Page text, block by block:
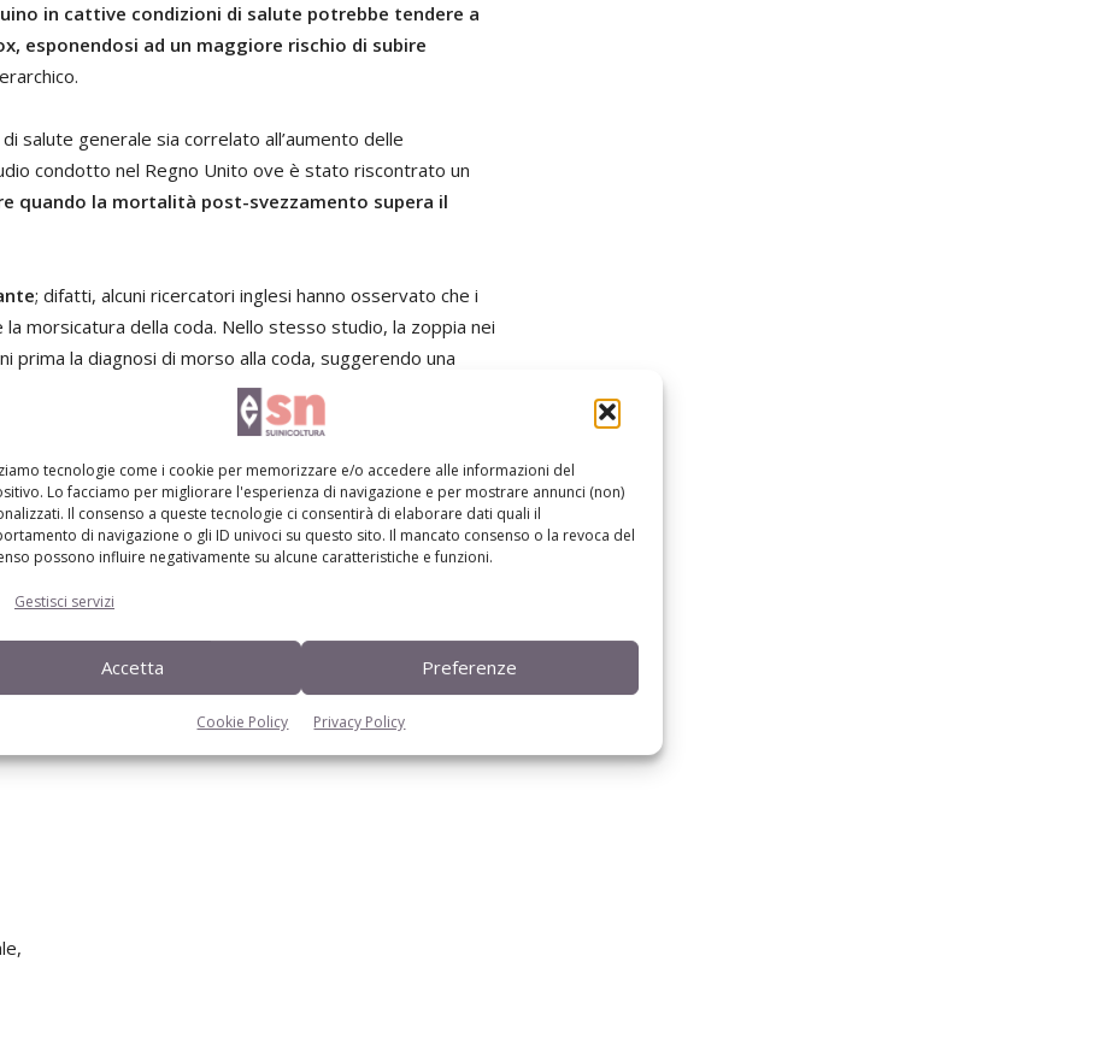
tecnologie come i cookie per memorizzare e/o accedere alle informazioni del
Lo facciamo per migliorare l'esperienza di navigazione e per mostrare annunci (non)
Il consenso a queste tecnologie ci consentirà di elaborare dati quali il
di navigazione o gli ID univoci su questo sito. Il mancato consenso o la revoca del
possono influire negativamente su alcune caratteristiche e funzioni.
Gestisci servizi
Accetta Preferenze
Cookie Policy Privacy Policy
in cattive condizioni di salute potrebbe tendere a
esponendosi ad un maggiore rischio di subire
salute generale sia correlato all’aumento delle
condotto nel Regno Unito ove è stato riscontrato un
quando la mortalità post-svezzamento supera il
; difatti, alcuni ricercatori inglesi hanno osservato che i
morsicatura della coda. Nello stesso studio, la zoppia nei
prima la diagnosi di morso alla coda, suggerendo una
salute possono essere causa di caudofagia proviene da
per ridurre alcuni problemi sanitari in allevamento. Nello
contro laLawsonia intracellularis ha portato ad una
rispetto ai suini non vaccinati. Analogamente,
contro il Circovirus suino di tipo 2 (Pcv2) ha
un peggioramento delle
allevati?